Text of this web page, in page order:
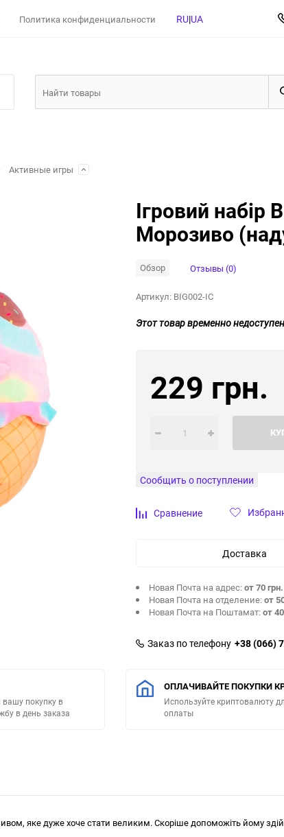
Политика конфиденциальности RU|UA
Активные игры
Ігровий набір
Морозиво
Обзор Отзывы (0)
Артикул: BIG002-IC
Этот товар временно
229 грн.
Сообщить о поступлении
Сравнение
Доставка
Новая Почта на адрес:от 70 грн.
Новая Почта на отделение:от
Новая Почта на Поштамат:от
Заказ по телефону +38 (066)
покупку в
в день заказа
ОПЛАЧИВАЙТЕ ПОКУПКИ
Используйте криптовалюту
оплаты
яке дуже хоче стати великим. Скоріше допоможіть йому